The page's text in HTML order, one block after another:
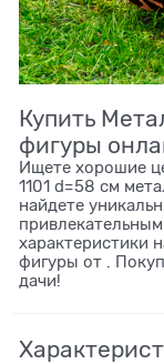
Купить
фигуры
Ищете хорошие
1101 d=58 см
найдете
характеристики
фигуры от .
дачи!